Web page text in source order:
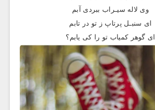
وی لاله سیـراب ببردی آبم
ای سنبـل پرتاپ ز تو در تابم
ای گوهر کمیاب تو را کی یابم؟